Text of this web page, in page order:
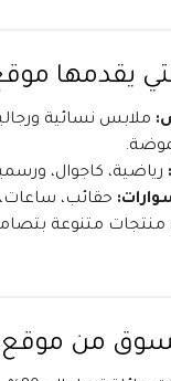
يقدمها
ملابس نسائية
رياضية، كاجوال،
حقائب،
منتجات متنوعة
من موقع